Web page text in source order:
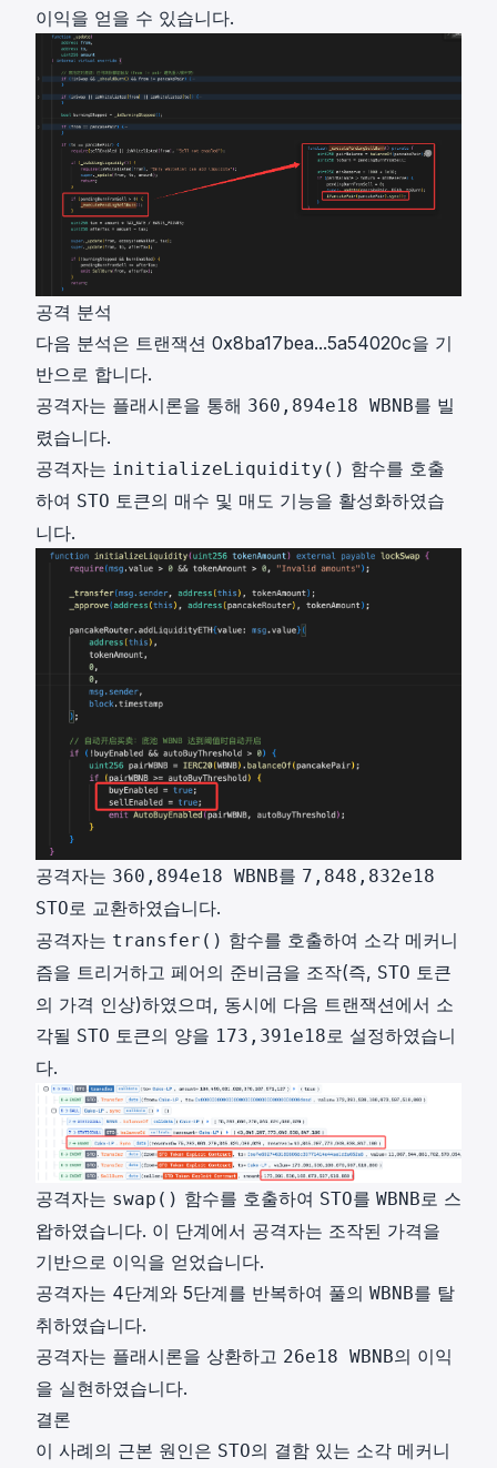
이익을 얻을 수 있습니다.
공격 분석
다음 분석은 트랜잭션 0x8ba17bea...5a54020c을 기
반으로 합니다.
공격자는 플래시론을 통해 360,894e18 WBNB를 빌
렸습니다.
공격자는 initializeLiquidity() 함수를 호출
하여 STO 토큰의 매수 및 매도 기능을 활성화하였습
니다.
공격자는 360,894e18 WBNB를 7,848,832e18
STO로 교환하였습니다.
공격자는 transfer() 함수를 호출하여 소각 메커니
즘을 트리거하고 페어의 준비금을 조작(즉, STO 토큰
의 가격 인상)하였으며, 동시에 다음 트랜잭션에서 소
각될 STO 토큰의 양을 173,391e18로 설정하였습니
다.
공격자는 swap() 함수를 호출하여 STO를 WBNB로 스
왑하였습니다. 이 단계에서 공격자는 조작된 가격을
기반으로 이익을 얻었습니다.
공격자는 4단계와 5단계를 반복하여 풀의 WBNB를 탈
취하였습니다.
공격자는 플래시론을 상환하고 26e18 WBNB의 이익
을 실현하였습니다.
결론
이 사례의 근본 원인은 STO의 결함 있는 소각 메커니